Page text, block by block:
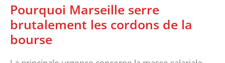
‎Pourquoi Marseille serre
brutalement les cordons de la
bourse